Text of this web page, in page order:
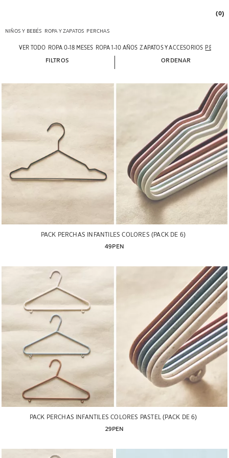
(0)
NIÑOS Y BEBÉS ROPA Y ZAPATOS PERCHAS
VER TODO ROPA 0-18 MESES ROPA 1-10 AÑOS ZAPATOS Y ACCESORIOS
FILTROS ORDENAR
PACK PERCHAS INFANTILES COLORES (PACK DE 6)
49PEN
PACK PERCHAS INFANTILES COLORES PASTEL (PACK DE 6)
29PEN
Imagen cambiada a 1 de 7 Imagen cambiada a 1 de 7